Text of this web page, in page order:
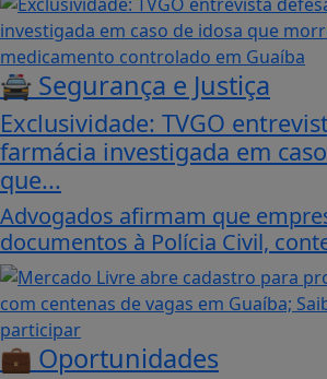
🚔 Segurança e Justiça
Exclusividade: TVGO
farmácia investigada em
que...
Advogados afirmam que
documentos à Polícia Civil,
💼 Oportunidades